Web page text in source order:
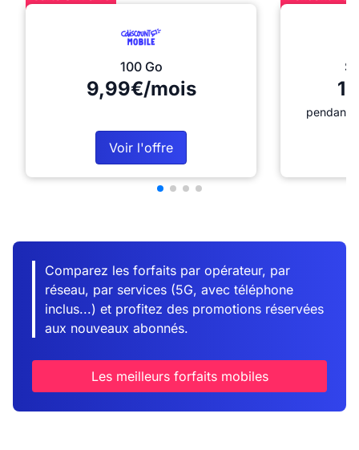
100 Go
9,99€/mois
Voir l'offre
pendant
Comparez les forfaits par opérateur, par
réseau, par services (5G, avec téléphone
inclus...) et profitez des promotions réservées
aux nouveaux abonnés.
Les meilleurs forfaits mobiles